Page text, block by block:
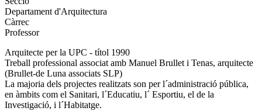
Departament d'Arquitectura
Càrrec
Professor
Arquitecte per la UPC - títol 1990
Treball professional associat amb Manuel Brullet i Tenas, arquitecte
(Brullet-de Luna associats SLP)
La majoria dels projectes realitzats son per l´administració pública,
en àmbits com el Sanitari, l´Educatiu, l´ Esportiu, el de la
Investigació, i l´Habitatge.